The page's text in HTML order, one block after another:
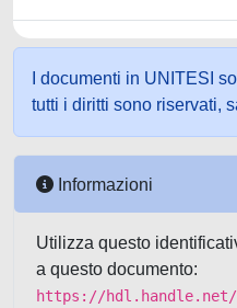
I documenti in UNITESI
tutti i diritti sono riservati,
Informazioni
Utilizza questo
a questo documento:
https://hdl.handle.net/